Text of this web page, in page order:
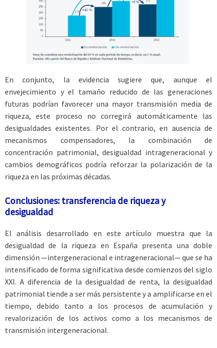
En conjunto, la evidencia sugiere que, aunque el
envejecimiento y el tamaño reducido de las generaciones
futuras podrían favorecer una mayor transmisión media de
riqueza, este proceso no corregirá automáticamente las
desigualdades existentes. Por el contrario, en ausencia de
mecanismos compensadores, la combinación de
concentración patrimonial, desigualdad intrageneracional y
cambios demográficos podría reforzar la polarización de la
riqueza en las próximas décadas.
Conclusiones: transferencia de riqueza y
desigualdad
El análisis desarrollado en este artículo muestra que la
desigualdad de la riqueza en España presenta una doble
dimensión —intergeneracional e intrageneracional— que se ha
intensificado de forma significativa desde comienzos del siglo
XXI. A diferencia de la desigualdad de renta, la desigualdad
patrimonial tiende a ser más persistente y a amplificarse en el
tiempo, debido tanto a los procesos de acumulación y
revalorización de los activos como a los mecanismos de
transmisión intergeneracional.